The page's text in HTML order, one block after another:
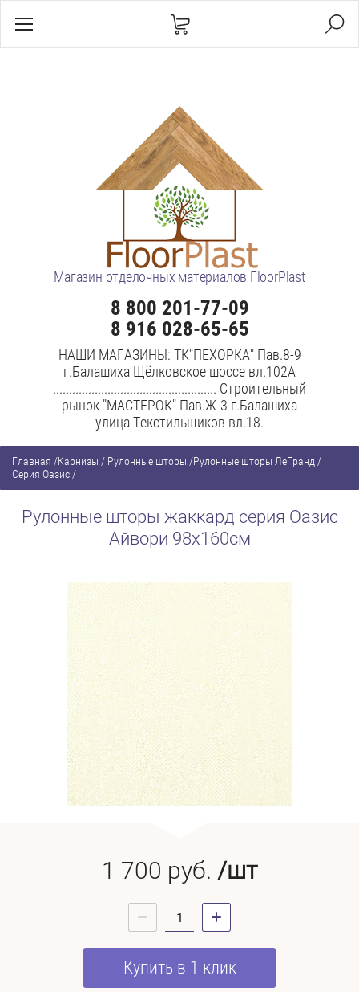
Магазин отделочных материалов FloorPlast
8 800 201-77-09
8 916 028-65-65
НАШИ МАГАЗИНЫ: ТК"ПЕХОРКА" Пав.8-9
г.Балашиха Щёлковское шоссе вл.102А
................................................... Строительный
рынок "МАСТЕРОК" Пав.Ж-3 г.Балашиха
улица Текстильщиков вл.18.
Главная /Карнизы / Рулонные шторы /Рулонные шторы ЛеГранд/
Серия Оазис/
Рулонные шторы жаккард серия Оазис
Айвори 98х160см
1 700 руб. /шт
Купить в 1 клик